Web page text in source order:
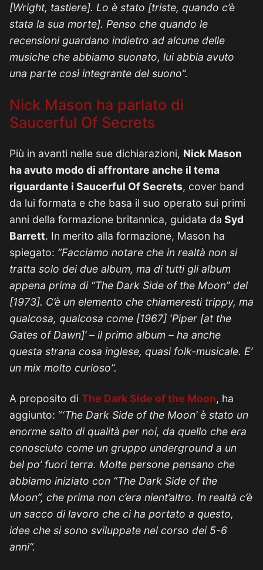
[Wright, tastiere]. Lo è stato [triste, quando c’è
stata la sua morte]. Penso che quando le
recensioni guardano indietro ad alcune delle
musiche che abbiamo suonato, lui abbia avuto
una parte così integrante del suono”.
Nick Mason ha parlato di
Saucerful Of Secrets
Più in avanti nelle sue dichiarazioni, Nick Mason
ha avuto modo di affrontare anche il tema
riguardante i Saucerful Of Secrets, cover band
da lui formata e che basa il suo operato sui primi
anni della formazione britannica, guidata da Syd
Barrett. In merito alla formazione, Mason ha
spiegato: “Facciamo notare che in realtà non si
tratta solo dei due album, ma di tutti gli album
appena prima di “The Dark Side of the Moon” del
[1973]. C’è un elemento che chiameresti trippy, ma
qualcosa, qualcosa come [1967] ‘Piper [at the
Gates of Dawn]’ – il primo album – ha anche
questa strana cosa inglese, quasi folk-musicale. E’
un mix molto curioso”.
A proposito di The Dark Side of the Moon, ha
aggiunto: “‘The Dark Side of the Moon’ è stato un
enorme salto di qualità per noi, da quello che era
conosciuto come un gruppo underground a un
bel po’ fuori terra. Molte persone pensano che
abbiamo iniziato con “The Dark Side of the
Moon”, che prima non c’era nient’altro. In realtà c’è
un sacco di lavoro che ci ha portato a questo,
idee che si sono sviluppate nel corso dei 5-6
anni”.